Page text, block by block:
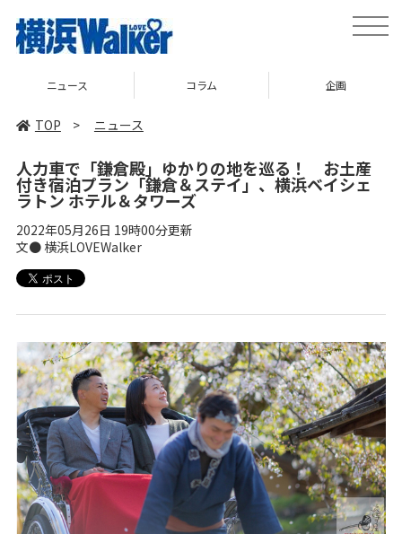
toggle
コラム 企画 TOP
TOP > ニュース
人力車で「鎌倉殿」ゆかりの地を巡る！ お土産
付き宿泊プラン「鎌倉＆ステイ」、横浜ベイシェ
ラトン ホテル＆タワーズ
2022年05月26日 19時00分更新
文● 横浜LOVEWalker